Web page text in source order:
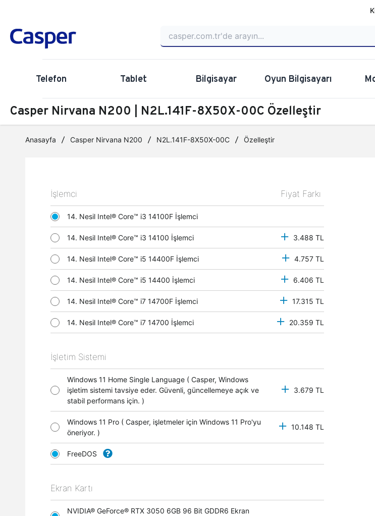
Telefon Tablet Bilgisayar Oyun Bilgisayarı
Casper Nirvana N200 | N2L.141F-8X50X-00C Özelleştir
Anasayfa Casper Nirvana N200 N2L.141F-8X50X-00C Özelleştir
İşlemci Fiyat Farkı
14. Nesil Intel® Core™ i3 14100F İşlemci
14. Nesil Intel® Core™ i3 14100 İşlemci 3.488 TL
14. Nesil Intel® Core™ i5 14400F İşlemci 4.757 TL
14. Nesil Intel® Core™ i5 14400 İşlemci 6.406 TL
14. Nesil Intel® Core™ i7 14700F İşlemci 17.315 TL
14. Nesil Intel® Core™ i7 14700 İşlemci 20.359 TL
İşletim Sistemi
Windows 11 Home Single Language ( Casper, Windows
işletim sistemi tavsiye eder. Güvenli, güncellemeye açık ve
stabil performans için. )
3.679 TL
Windows 11 Pro ( Casper, işletmeler için Windows 11 Pro'yu
öneriyor. )
10.148 TL
FreeDOS
Ekran Kartı
NVIDIA® GeForce® RTX 3050 6GB 96 Bit GDDR6 Ekran